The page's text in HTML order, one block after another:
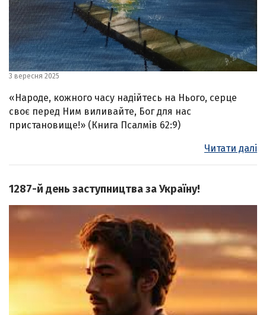
3 вересня 2025
«Народе, кожного часу надійтесь на Нього, серце
своє перед Ним виливайте, Бог для нас
пристановище!» (Книга Псалмів 62:9)
Читати далі
1287-й день заступництва за Україну!